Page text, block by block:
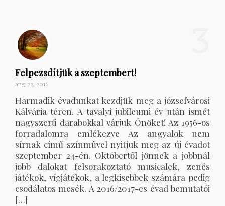
Felpezsdítjük a szeptembert!
aug 22, 2016
Harmadik évadunkat kezdjük meg a józsefvárosi
Kálvária téren. A tavalyi jubileumi év után ismét
nagyszerű darabokkal várjuk Önöket! Az 1956-os
forradalomra emlékezve Az angyalok nem
sírnak című színművel nyitjuk meg az új évadot
szeptember 24-én. Októbertől jönnek a jobbnál
jobb dalokat felsorakoztató musicalek, zenés
játékok, vígjátékok, a legkisebbek számára pedig
csodálatos mesék. A 2016/2017-es évad bemutatói
[…]